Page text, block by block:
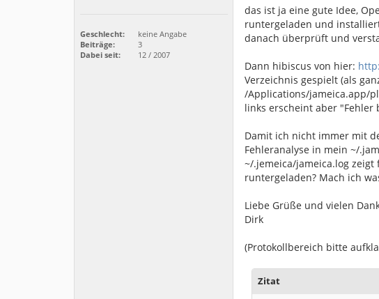
Geschlecht:
keine Angabe
Beiträge:
3
Dabei seit:
12 / 2007
das ist ja eine gute Idee,
runtergeladen und
danach überprüft und
Dann hibiscus von hier:
Verzeichnis gespielt (als
/Applications/jameica.app/
links erscheint aber "Fehler
Damit ich nicht immer mit
Fehleranalyse in mein ~/
~/.jemeica/jameica.log
runtergeladen? Mach ich
Liebe Grüße und vielen
Dirk
(Protokollbereich bitte
Zitat